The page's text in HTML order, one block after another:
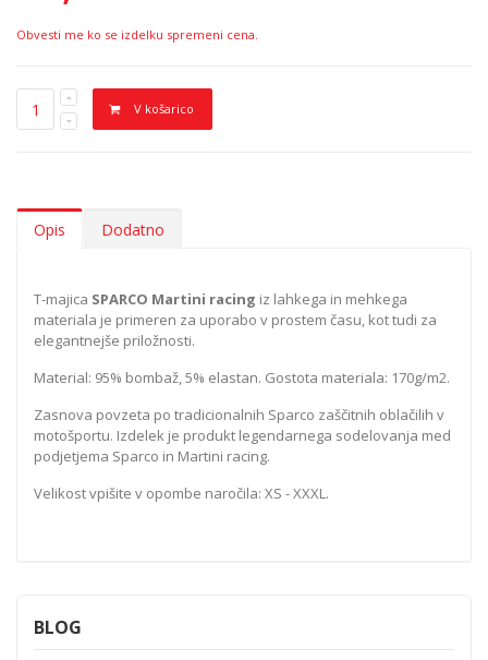
Obvesti me ko se izdelku spremeni cena.
V košarico
Opis Dodatno
T-majica SPARCO Martini racing iz lahkega in mehkega
materiala je primeren za uporabo v prostem času, kot tudi za
elegantnejše priložnosti.
Material: 95% bombaž, 5% elastan. Gostota materiala: 170g/m2.
Zasnova povzeta po tradicionalnih Sparco zaščitnih oblačilih v
motošportu. Izdelek je produkt legendarnega sodelovanja med
podjetjema Sparco in Martini racing.
Velikost vpišite v opombe naročila: XS - XXXL.
BLOG